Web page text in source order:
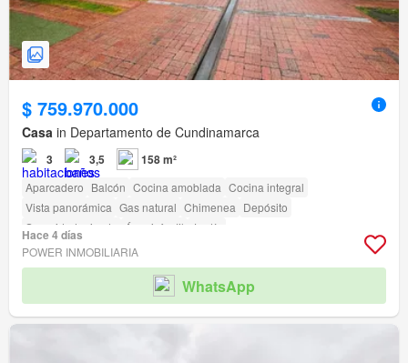
$ 759.970.000
Casa in Departamento de Cundinamarca
3 3,5 158 m²
Aparcadero Balcón Cocina amoblada Cocina integral
Vista panorámica Gas natural Chimenea Depósito
Seguridad privada
Área infantil
Jardín
Acceso para personas con discapacidad
Hace 4 días
POWER INMOBILIARIA
WhatsApp